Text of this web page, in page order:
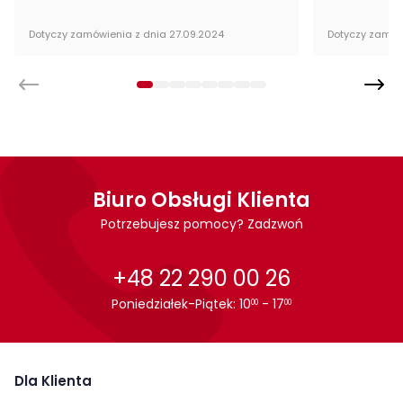
Głębokość:
nowoczesny
Szafki nocne
Szary
Dotyczy zamówienia z dnia 27.09.2024 Dotyczy
Biuro Obsługi Klienta
Potrzebujesz pomocy? Zadzwoń
+48 22 290 00 26
Poniedziałek-Piątek: 1000 - 1700
Dla Klienta